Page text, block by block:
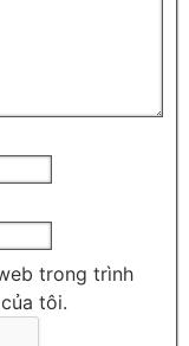
trong trình
tôi.